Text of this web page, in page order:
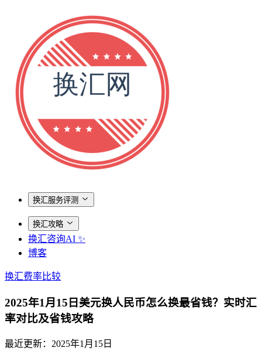
换汇服务评测
换汇攻略
换汇咨询AI ✨
博客
换汇费率比较
2025年1月15日美元换人民币怎么换最省钱？实时汇
率对比及省钱攻略
最近更新： 2025年1月15日